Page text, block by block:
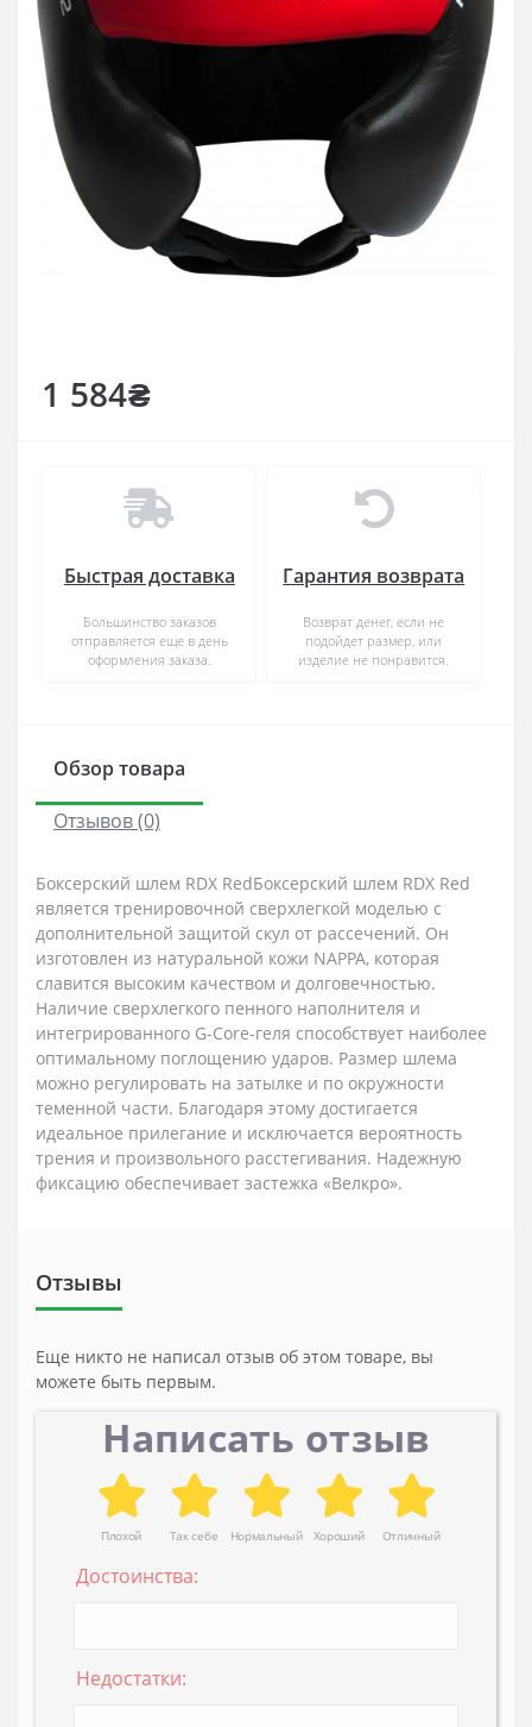
1 584₴
Быстрая доставка
Большинство заказов
отправляется еще в день
оформления заказа.
Гарантия возврата
Возврат денег, если не
подойдет размер, или
изделие не понравится.
Обзор товара
Отзывов (0)
Боксерский шлем RDX RedБоксерский шлем RDX Red
является тренировочной сверхлегкой моделью с
дополнительной защитой скул от рассечений. Он
изготовлен из натуральной кожи NAPPA, которая
славится высоким качеством и долговечностью.
Наличие сверхлегкого пенного наполнителя и
интегрированного G-Core-геля способствует наиболее
оптимальному поглощению ударов. Размер шлема
можно регулировать на затылке и по окружности
теменной части. Благодаря этому достигается
идеальное прилегание и исключается вероятность
трения и произвольного расстегивания. Надежную
фиксацию обеспечивает застежка «Велкро».
Отзывы
Еще никто не написал отзыв об этом товаре, вы
можете быть первым.
Написать отзыв
Плохой Так себе Нормальный Хороший Отличный
Достоинства:
Недостатки: